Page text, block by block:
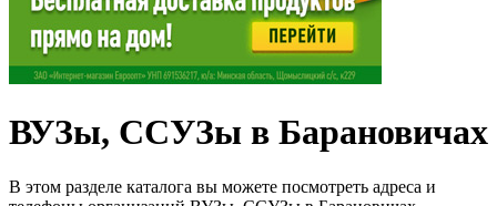
ВУЗы, ССУЗы в Барановичах
В этом разделе каталога вы можете посмотреть адреса и